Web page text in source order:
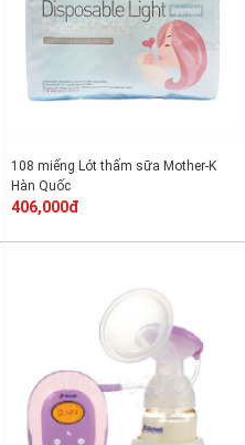
108 miếng Lót thấm sữa Mother-K
Hàn Quốc
406,000đ